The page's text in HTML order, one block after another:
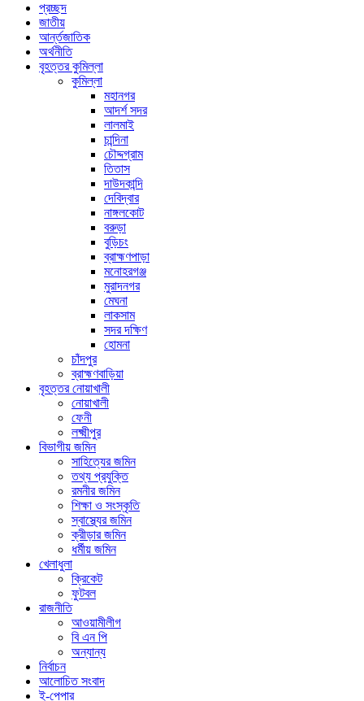
প্রচ্ছদ
জাতীয়
আর্ন্তজাতিক
অর্থনীতি
বৃহত্তর কুমিল্লা
কুমিল্লা
মহানগর
আদর্শ সদর
লালমাই
চান্দিনা
চৌদ্দগ্রাম
তিতাস
দাউদকান্দি
দেবিদ্বার
নাঙ্গলকোট
বরুড়া
বুড়িচং
ব্রাহ্মণপাড়া
মনোহরগঞ্জ
মুরাদনগর
মেঘনা
লাকসাম
সদর দক্ষিণ
হোমনা
চাঁদপুর
ব্রাহ্মণবাড়িয়া
বৃহত্তর নোয়াখালী
নোয়াখালী
ফেনী
লক্ষ্মীপুর
বিভাগীয় জমিন
সাহিত্যের জমিন
তথ্য প্রযুক্তি
রমনীর জমিন
শিক্ষা ও সংস্কৃতি
স্বাস্থ্যের জমিন
ক্রীড়ার জমিন
ধর্মীয় জমিন
খেলাধুলা
ক্রিকেট
ফুটবল
রাজনীতি
আওয়ামীলীগ
বি এন পি
অন্যান্য
নির্বাচন
আলোচিত সংবাদ
ই-পেপার